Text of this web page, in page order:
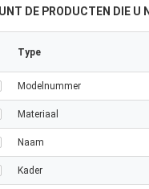
DE PRODUCTEN DIE U
Type
Modelnummer
Materiaal
Naam
Kader